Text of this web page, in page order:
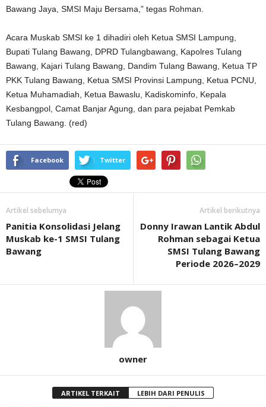
Bawang Jaya, SMSI Maju Bersama,” tegas Rohman.
Acara Muskab SMSI ke 1 dihadiri oleh Ketua SMSI Lampung,
Bupati Tulang Bawang, DPRD Tulangbawang, Kapolres Tulang
Bawang, Kajari Tulang Bawang, Dandim Tulang Bawang, Ketua TP
PKK Tulang Bawang, Ketua SMSI Provinsi Lampung, Ketua PCNU,
Ketua Muhamadiah, Ketua Bawaslu, Kadiskominfo, Kepala
Kesbangpol, Camat Banjar Agung, dan para pejabat Pemkab
Tulang Bawang. (red)
Facebook Twitter
Artikel sebelumya
Panitia Konsolidasi Jelang
Muskab ke-1 SMSI Tulang
Bawang
Artikel berikutnya
Donny Irawan Lantik Abdul
Rohman sebagai Ketua
SMSI Tulang Bawang
Periode 2026–2029
owner
ARTIKEL TERKAIT LEBIH DARI PENULIS